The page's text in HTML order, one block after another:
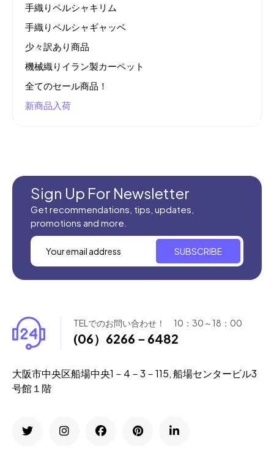
手織りペルシャキリム
手織りペルシャギャッベ
少々訳あり商品
機械織りイラン製カーペット
全てのセール商品！
新商品入荷
Sign Up For Newsletter
Get recommendations, tips, updates,
promotions and more.
SUBSCRIBE
TELでのお問い合わせ！ 10：30～18：00
(06）6266－6482
大阪市中央区船場中央1－4－3－115, 船場センタービル3
号館１階